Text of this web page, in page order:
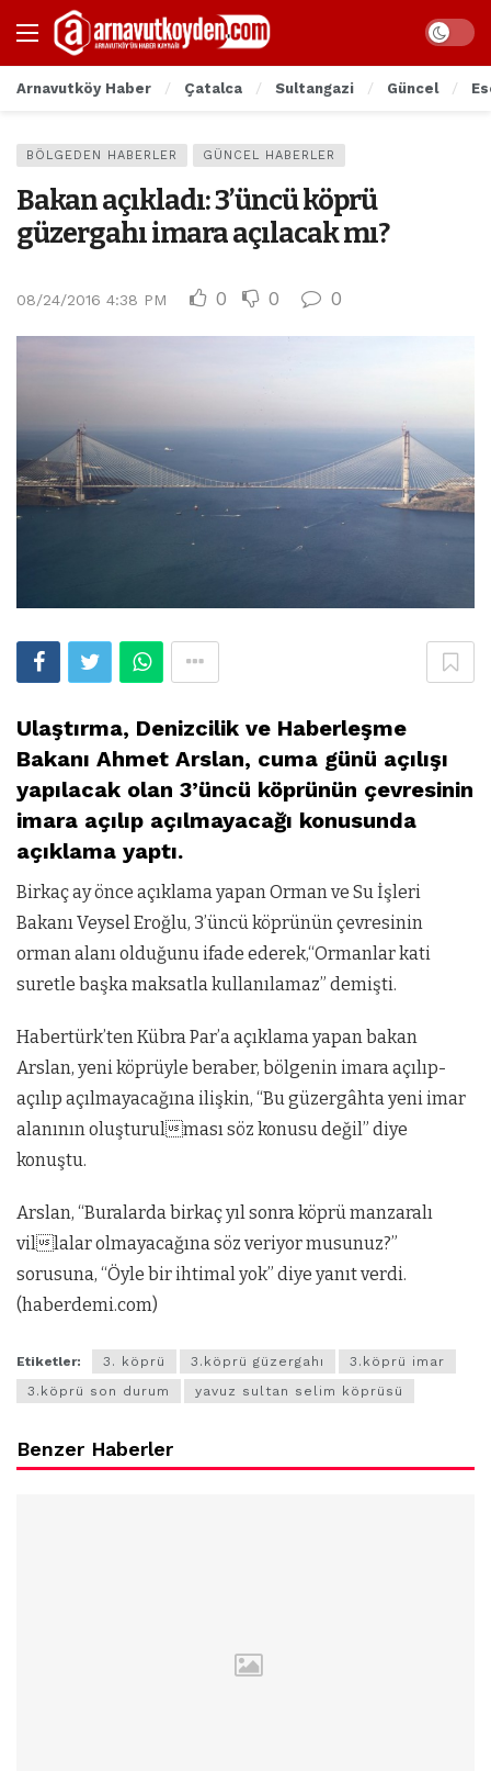
Arnavutköy Haber Çatalca Sultangazi Güncel
BÖLGEDEN HABERLER GÜNCEL HABERLER
Bakan açıkladı: 3’üncü köprü
güzergahı imara açılacak mı?
08/24/2016 4:38 PM 0 0 0
Ulaştırma, Denizcilik ve Haberleşme
Bakanı Ahmet Arslan, cuma günü açılışı
yapılacak olan 3’üncü köprünün çevresinin
imara açılıp açılmayacağı konusunda
açıklama yaptı.
Birkaç ay önce açıklama yapan Orman ve Su İşleri
Bakanı Veysel Eroğlu, 3’üncü köprünün çevresinin
orman alanı olduğunu ifade ederek,“Ormanlar kati
suretle başka maksatla kullanılamaz” demişti.
Habertürk’ten Kübra Par’a açıklama yapan bakan
Arslan, yeni köprüyle beraber, bölgenin imara açılıp-
açılıp açılmayacağına ilişkin, “Bu güzergâhta yeni imar
alanının oluşturulması söz konusu değil” diye
konuştu.
Arslan, “Buralarda birkaç yıl sonra köprü manzaralı
villalar olmayacağına söz veriyor musunuz?”
sorusuna, “Öyle bir ihtimal yok” diye yanıt verdi.
(haberdemi.com)
Etiketler: 3. köprü 3.köprü güzergahı
3.köprü imar
3.köprü son durum
yavuz sultan selim köprüsü
Benzer Haberler